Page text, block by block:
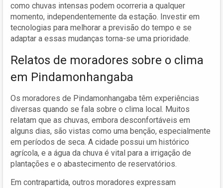
como chuvas intensas podem ocorreria a qualquer
momento, independentemente da estação. Investir em
tecnologias para melhorar a previsão do tempo e se
adaptar a essas mudanças torna-se uma prioridade.
Relatos de moradores sobre o clima
em Pindamonhangaba
Os moradores de Pindamonhangaba têm experiências
diversas quando se fala sobre o clima local. Muitos
relatam que as chuvas, embora desconfortáveis em
alguns dias, são vistas como uma benção, especialmente
em períodos de seca. A cidade possui um histórico
agrícola, e a água da chuva é vital para a irrigação de
plantações e o abastecimento de reservatórios.
Em contrapartida, outros moradores expressam